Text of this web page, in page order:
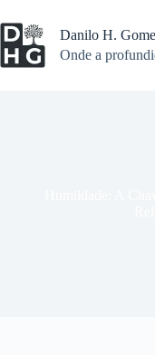
para
o
conteúdo
Danilo H.
Onde a